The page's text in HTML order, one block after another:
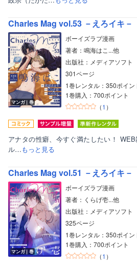
Charles Mag vol.53 －えろイキ－
マンガ｜巻
ボーイズラブ漫画
著者：鳴海はこ...他
出版社：メディアソフト
301ページ
1巻レンタル：350ポイン
1巻購入：700ポイント
（1 ）
アナタの性癖、今すぐ満たしたい！
ル…もっと見る
Charles Mag vol.51 －えろイキ－
マンガ｜巻
ボーイズラブ漫画
著者：くらげ壱...他
出版社：メディアソフト
325ページ
1巻レンタル：350ポイン
1巻購入：700ポイント
（1 ）